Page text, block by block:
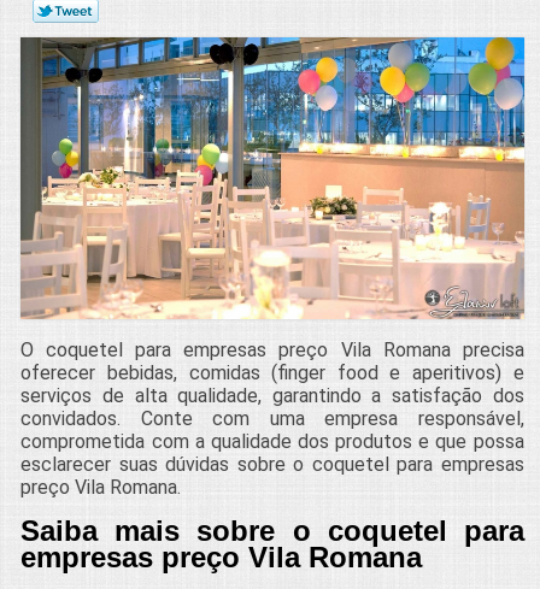
O coquetel para empresas preço Vila Romana precisa
oferecer bebidas, comidas (finger food e aperitivos) e
serviços de alta qualidade, garantindo a satisfação dos
convidados. Conte com uma empresa responsável,
comprometida com a qualidade dos produtos e que possa
esclarecer suas dúvidas sobre o coquetel para empresas
preço Vila Romana.
Saiba mais sobre o coquetel para
empresas preço Vila Romana